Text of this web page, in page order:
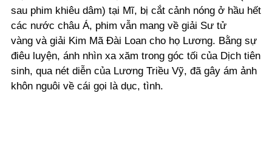
sau phim khiêu dâm) tại Mĩ, bị cắt cảnh nóng ở hầu hết
các nước châu Á, phim vẫn mang về giải Sư tử
vàng và giải Kim Mã Đài Loan cho họ Lương. Bằng sự
điêu luyện, ánh nhìn xa xăm trong góc tối của Dịch tiên
sinh, qua nét diễn của Lương Triều Vỹ, đã gây ám ảnh
khôn nguôi về cái gọi là dục, tình.